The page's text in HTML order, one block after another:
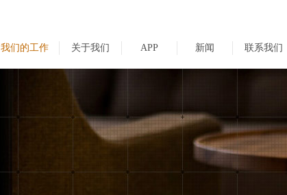
我们的工作 关于我们 APP 新闻 联系我们